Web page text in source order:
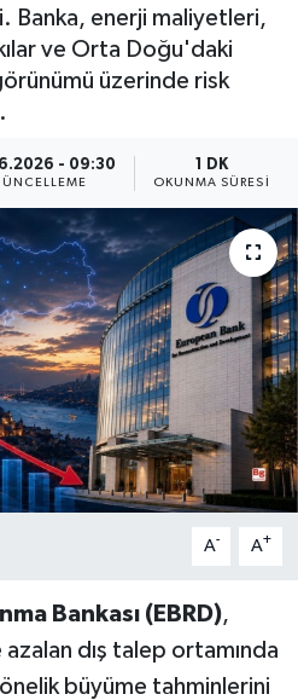
enerji maliyetleri,
ve Orta Doğu'daki
üzerinde risk
- 09:30 1 DK
OKUNMA SÜRESI
A- A+
Bankası (EBRD),
dış talep ortamında
büyüme tahminlerini